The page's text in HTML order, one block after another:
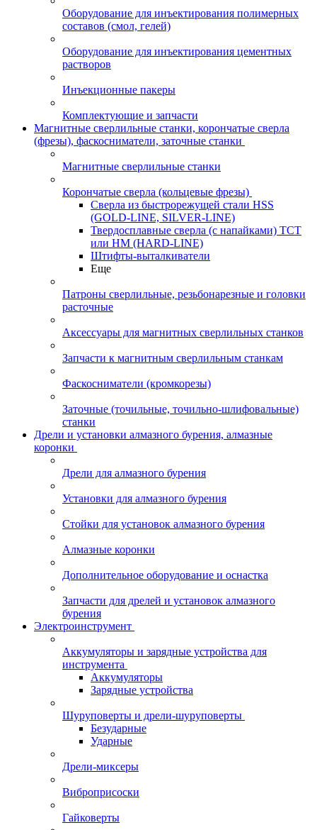
Оборудование для инъектирования полимерных
составов (смол, гелей)
Оборудование для инъектирования цементных
растворов
Инъекционные пакеры
Комплектующие и запчасти
Магнитные сверлильные станки, корончатые сверла
(фрезы), фаскосниматели, заточные станки
Магнитные сверлильные станки
Корончатые сверла (кольцевые фрезы)
Сверла из быстрорежущей стали HSS
(GOLD-LINE, SILVER-LINE)
Твердосплавные сверла (с напайками) ТСТ
или HM (HARD-LINE)
Штифты-выталкиватели
Еще
Патроны сверлильные, резьбонарезные и головки
расточные
Аксессуары для магнитных сверлильных станков
Запчасти к магнитным сверлильным станкам
Фаскосниматели (кромкорезы)
Заточные (точильные, точильно-шлифовальные)
станки
Дрели и установки алмазного бурения, алмазные
коронки
Дрели для алмазного бурения
Установки для алмазного бурения
Стойки для установок алмазного бурения
Алмазные коронки
Дополнительное оборудование и оснастка
Запчасти для дрелей и установок алмазного
бурения
Электроинструмент
Аккумуляторы и зарядные устройства для
инструмента
Аккумуляторы
Зарядные устройства
Шуруповерты и дрели-шуруповерты
Безударные
Ударные
Дрели-миксеры
Виброприсоски
Гайковерты